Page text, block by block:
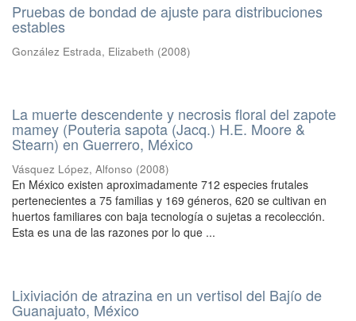
Pruebas de bondad de ajuste para distribuciones
estables
González Estrada, Elizabeth (2008)
La muerte descendente y necrosis floral del zapote
mamey (Pouteria sapota (Jacq.) H.E. Moore &
Stearn) en Guerrero, México
Vásquez López, Alfonso (2008)
En México existen aproximadamente 712 especies frutales
pertenecientes a 75 familias y 169 géneros, 620 se cultivan en
huertos familiares con baja tecnología o sujetas a recolección.
Esta es una de las razones por lo que ...
Lixiviación de atrazina en un vertisol del Bajío de
Guanajuato, México